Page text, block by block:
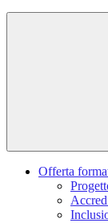
Offerta